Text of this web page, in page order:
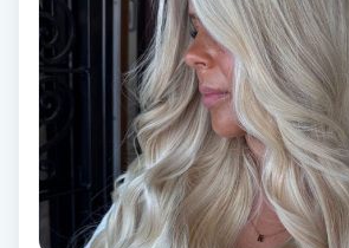
Japansk massage
K18
Katun fransar